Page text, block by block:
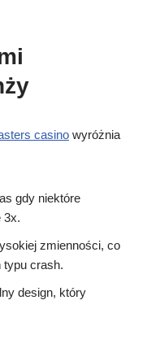
casino wyróżnia
gdy niektóre
3x.
zmienności, co
typu crash.
design, który